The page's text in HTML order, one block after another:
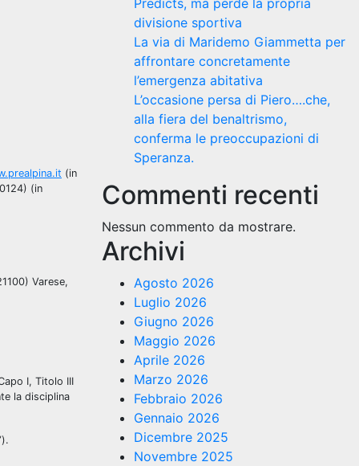
(in
(in
Varese,
I, Titolo III
la disciplina
Predicts, ma perde la propria
divisione sportiva
La via di Maridemo Giammetta per
affrontare concretamente
l’emergenza abitativa
L’occasione persa di Piero….che,
alla fiera del benaltrismo,
conferma le preoccupazioni di
Speranza.
Commenti recenti
Nessun commento da mostrare.
Archivi
Agosto 2026
Luglio 2026
Giugno 2026
Maggio 2026
Aprile 2026
Marzo 2026
Febbraio 2026
Gennaio 2026
Dicembre 2025
Novembre 2025